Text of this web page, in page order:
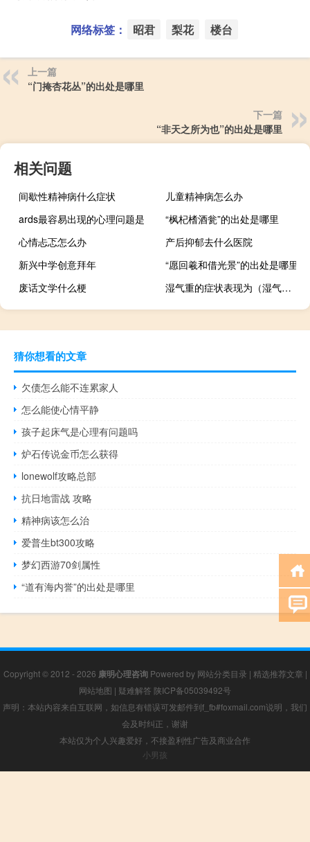
网络标签： 昭君 梨花 楼台
上一篇
“门掩杏花丛”的出处是哪里
下一篇
“非天之所为也”的出处是哪里
相关问题
间歇性精神病什么症状
儿童精神病怎么办
ards最容易出现的心理问题是
“枫杞榰酒瓮”的出处是哪里
心情忐忑怎么办
产后抑郁去什么医院
新兴中学创意拜年
“愿回羲和借光景”的出处是哪里
废话文学什么梗
湿气重的症状表现为（湿气重的症状表现）
猜你想看的文章
欠债怎么能不连累家人
怎么能使心情平静
孩子起床气是心理有问题吗
炉石传说金币怎么获得
lonewolf攻略总部
抗日地雷战 攻略
精神病该怎么治
爱普生bt300攻略
梦幻西游70剑属性
“道有海内誉”的出处是哪里
Copyright © 2012 - 2026 康明心理咨询Powered by 网站分类目录 | 精选推荐文章 |
网站地图 | 疑难解答 陕ICP备05039492号
声明：本站内容来自互联网，如信息有错误可发邮件到f_fb#foxmail.com说明，我们
会及时纠正，谢谢
本站仅为个人兴趣爱好，不接盈利性广告及商业合作
小男孩